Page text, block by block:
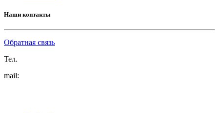
Наши контакты
Обратная связь
Тел.
mail: